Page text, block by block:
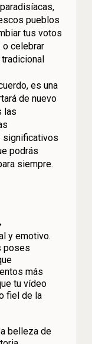
pueblos
tus votos
celebrar
es una
de nuevo
las
significativos
podrás
siempre.
y emotivo.
poses
más
tu vídeo
fiel de la
belleza de